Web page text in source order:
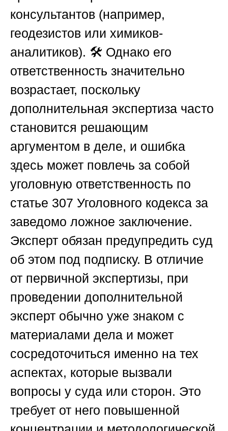
консультантов (например,
геодезистов или химиков-
аналитиков). 🛠️ Однако его
ответственность значительно
возрастает, поскольку
дополнительная экспертиза часто
становится решающим
аргументом в деле, и ошибка
здесь может повлечь за собой
уголовную ответственность по
статье 307 Уголовного кодекса за
заведомо ложное заключение.
Эксперт обязан предупредить суд
об этом под подписку. В отличие
от первичной экспертизы, при
проведении дополнительной
эксперт обычно уже знаком с
материалами дела и может
сосредоточиться именно на тех
аспектах, которые вызвали
вопросы у суда или сторон. Это
требует от него повышенной